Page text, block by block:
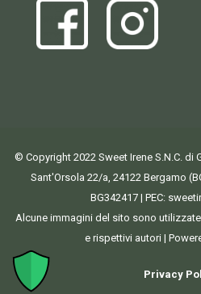
© Copyright 2022 Sweet Irene S.N.C. di
Sant'Orsola 22/a, 24122 Bergamo
BG342417 | PEC:
Alcune immagini del sito sono
e rispettivi autori |
Privacy